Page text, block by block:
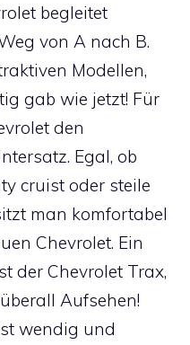
begleitet
von A nach B.
Modellen,
gab wie jetzt! Für
den
Egal, ob
cruist oder steile
man komfortabel
Chevrolet. Ein
der Chevrolet Trax,
Aufsehen!
wendig und